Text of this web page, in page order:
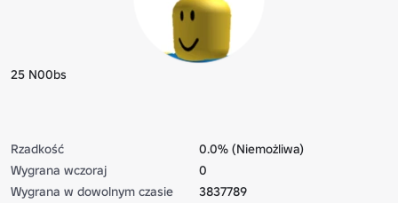
25 N00bs
Rzadkość
0.0% (Niemożliwa)
Wygrana wczoraj
0
Wygrana w dowolnym czasie
3837789